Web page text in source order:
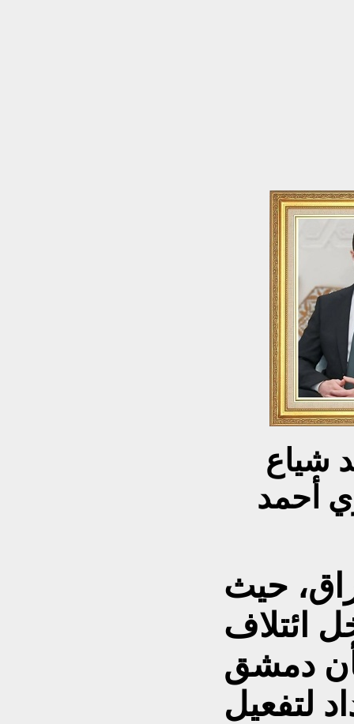
أحمد
حيث
ائتلاف
دمشق
لتفعيل